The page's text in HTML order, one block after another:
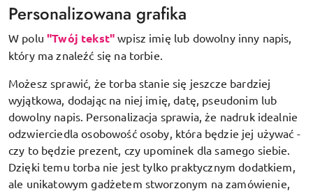
Personalizowana grafika
W polu"Twój tekst" wpisz imię lub dowolny inny napis,
który ma znaleźć się na torbie.
Możesz sprawić, że torba stanie się jeszcze bardziej
wyjątkowa, dodając na niej imię, datę, pseudonim lub
dowolny napis. Personalizacja sprawia, że nadruk idealnie
odzwierciedla osobowość osoby, która będzie jej używać -
czy to będzie prezent, czy upominek dla samego siebie.
Dzięki temu torba nie jest tylko praktycznym dodatkiem,
ale unikatowym gadżetem stworzonym na zamówienie,